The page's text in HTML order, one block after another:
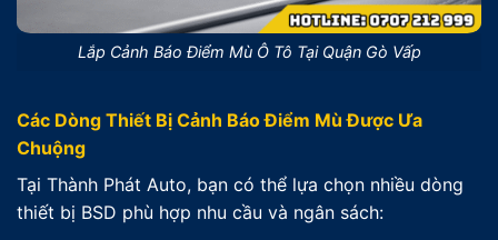
Lắp Cảnh Báo Điểm Mù Ô Tô Tại Quận Gò Vấp
Các Dòng Thiết Bị Cảnh Báo Điểm Mù Được Ưa
Chuộng
Tại Thành Phát Auto, bạn có thể lựa chọn nhiều dòng
thiết bị BSD phù hợp nhu cầu và ngân sách: